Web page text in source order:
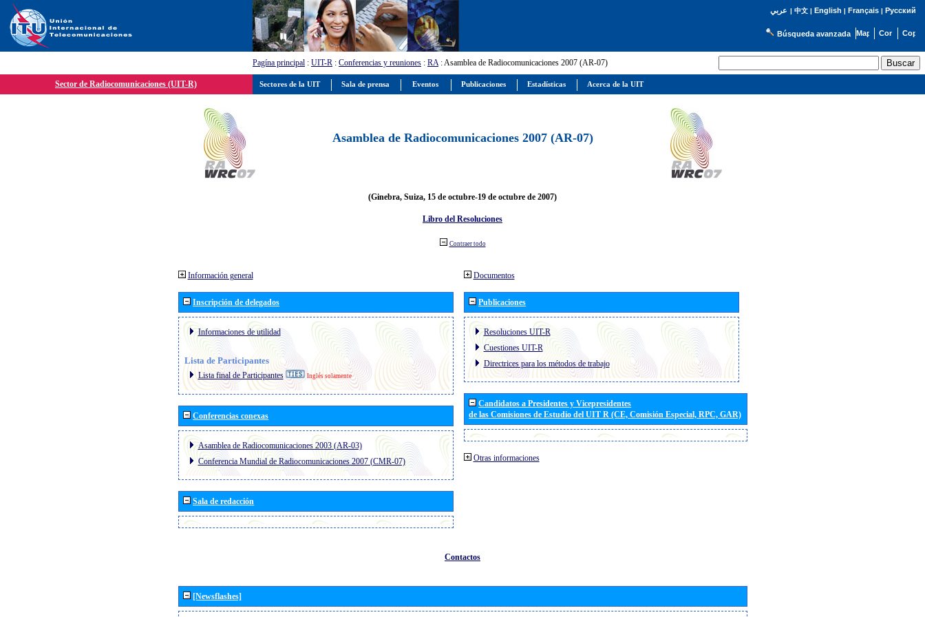
عربي | 中文| English | Français| Русский
Búsqueda avanzada
Pagína principal : UIT-R : Conferencias y reuniones : RA: Asamblea de Radiocomunicaciones 2007 (AR-07)
Sector de Radiocomunicaciones (UIT-R)
Asamblea de Radiocomunicaciones 2007 (AR-07)
(Ginebra, Suiza, 15 de octubre-19 de octubre de 2007)
Libro del Resoluciones
Contraer todo
Información general
Inscripción de delegados
Informaciones de utilidad
Lista de Participantes
Lista final de Participantes Inglés solamente
Conferencias conexas
Asamblea de Radiocomunicaciones 2003 (AR-03)
Conferencia Mundial de Radiocomunicaciones 2007 (CMR-07)
Sala de redacción
Documentos
Publicaciones
Resoluciones UIT-R
Cuestiones UIT-R
Directrices para los métodos de trabajo
Candidatos a Presidentes y Vicepresidentes
de las Comisiones de Estudio del UIT R (CE, Comisión Especial, RPC, GAR)
Otras informaciones
Contactos
[Newsflashes]
Sectores de la UIT Sala de prensa Eventos Publicaciones Estadísticas Acerca de la UIT